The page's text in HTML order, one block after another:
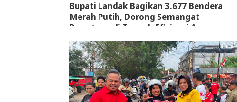
Bupati Landak Bagikan 3.677 Bendera
Merah Putih, Dorong Semangat
Persatuan di Tengah Efisiensi Anggaran